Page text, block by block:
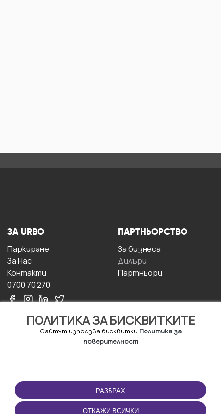
ПОЛИТИКА ЗА БИСКВИТКИТЕ
Сайтът използва бисквитки Политика за
поверителност
РАЗБРАХ
ОТКАЖИ ВСИЧКИ
ЗА URBO
Паркиране
За Hас
Контакти
0700 70 270
ПАРТНЬОРСТВО
За бизнесa
Дилъри
Партньори
ПОЛЗВАНЕ
Правила и условия за
ползване
ПРИЛОЖЕНИЕТО